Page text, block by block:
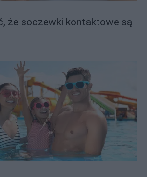
że soczewki kontaktowe są